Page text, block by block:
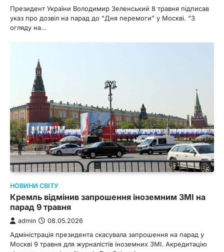
Президент України Володимир Зеленський 8 травня підписав
указ про дозвіл на парад до “Дня перемоги” у Москві. “З
огляду на…
НОВИНИ СВІТУ
Кремль відмінив запрошення іноземним ЗМІ на
парад 9 травня
admin 08.05.2026
Адміністрація президента скасувала запрошення на парад у
Москві 9 травня для журналістів іноземних ЗМІ. Акредитацію